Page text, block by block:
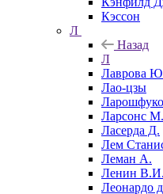
Кэссон
Л
Назад
Л
Лаврова
Лао-цзы
Ларошфуко
Ларсонс
Ласерда Д.
Лем
Леман А.
Ленин В.И.
Леонардо